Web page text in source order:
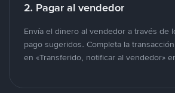
2. Pagar al vendedor
Envía el dinero al vendedor a través de
pago sugeridos. Completa la
en «Transferido, notificar al vendedor»